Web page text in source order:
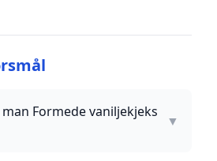
Formede vaniljekjeks
▼